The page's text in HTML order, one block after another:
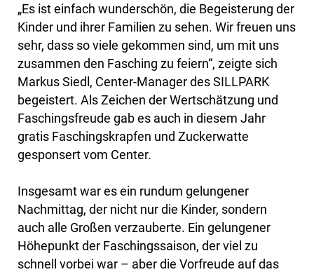
„Es ist einfach wunderschön, die Begeisterung der
Kinder und ihrer Familien zu sehen. Wir freuen uns
sehr, dass so viele gekommen sind, um mit uns
zusammen den Fasching zu feiern“, zeigte sich
Markus Siedl, Center-Manager des SILLPARK
begeistert. Als Zeichen der Wertschätzung und
Faschingsfreude gab es auch in diesem Jahr
gratis Faschingskrapfen und Zuckerwatte
gesponsert vom Center.
Insgesamt war es ein rundum gelungener
Nachmittag, der nicht nur die Kinder, sondern
auch alle Großen verzauberte. Ein gelungener
Höhepunkt der Faschingssaison, der viel zu
schnell vorbei war – aber die Vorfreude auf das